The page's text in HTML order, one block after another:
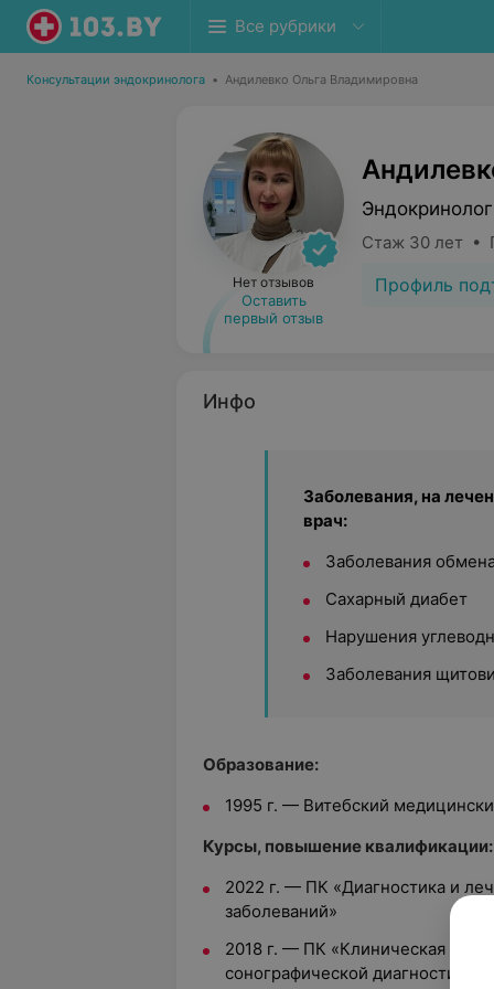
Все рубрики
Консультации эндокринолога • Андилевко Ольга Владимировна
Нет отзывов
Оставить
первый отзыв
Эндокринолог
Стаж 30 лет •
Профиль
Инфо
Заболевания, на
врач:
Заболевания
Сахарный диабет
Нарушения
Заболевания
Образование:
1995 г. — Витебский
Курсы, повышение квалификации:
2022 г. — ПК «Диагностика и
заболеваний»
2018 г. — ПК «Клиническая
сонографической диагностики»